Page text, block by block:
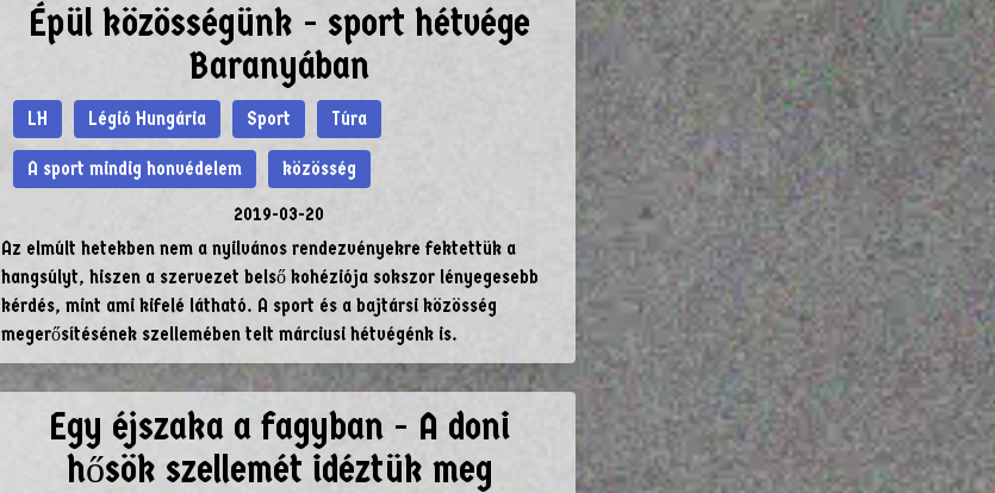
Épül közösségünk - sport hétvége
Baranyában
LH Légió Hungária Sport Túra
A sport mindig honvédelem
közösség
2019-03-20
Az elmúlt hetekben nem a nyilvános rendezvényekre fektettük a
hangsúlyt, hiszen a szervezet belső kohéziója sokszor lényegesebb
kérdés, mint ami kifelé látható. A sport és a bajtársi közösség
megerősítésének szellemében telt márciusi hétvégénk is.
Egy éjszaka a fagyban - A doni
hősök szellemét idéztük meg